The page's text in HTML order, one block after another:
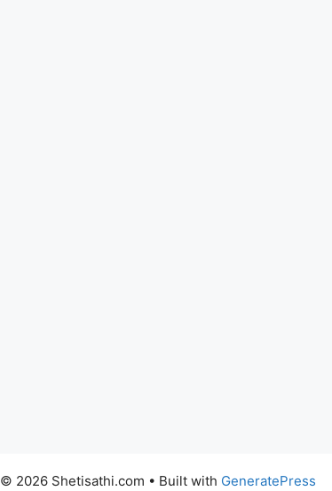
© 2026 Shetisathi.com • Built with GeneratePress